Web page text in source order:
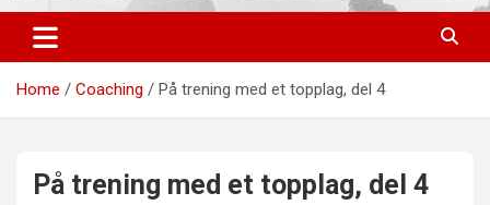
Home Coaching På trening med et topplag, del 4
På trening med et topplag, del 4